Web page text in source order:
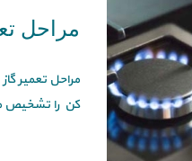
مراحل
مراحل تعمیر
کن را تشخیص